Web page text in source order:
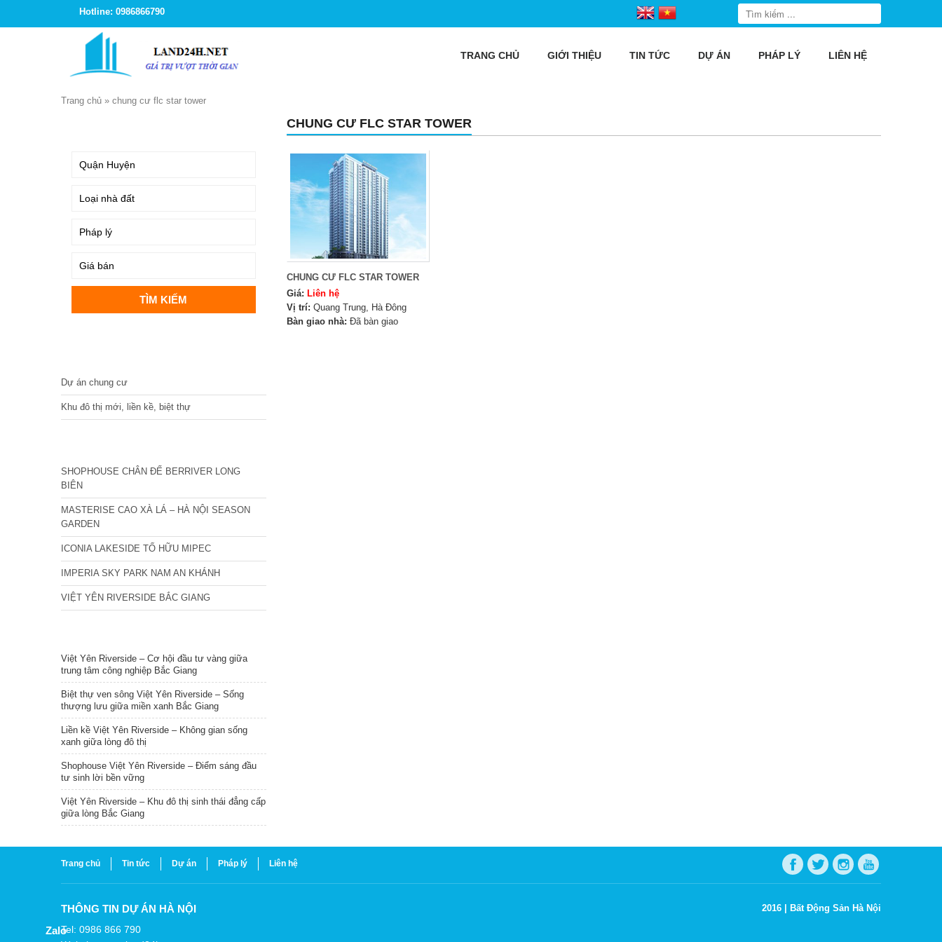
Hotline: 0986866790
TRANG CHỦ GIỚI THIỆU TIN TỨC DỰ ÁN PHÁP LÝ LIÊN HỆ
Trang chủ » chung cư flc star tower
CHUNG CƯ FLC STAR TOWER
CHUNG CƯ FLC STAR TOWER
Giá: Liên hệ
Vị trí: Quang Trung, Hà Đông
Bàn giao nhà: Đã bàn giao
Dự án chung cư
Khu đô thị mới, liền kề, biệt thự
SHOPHOUSE CHÂN ĐẾ BERRIVER LONG
BIÊN
MASTERISE CAO XÀ LÁ – HÀ NỘI SEASON
GARDEN
ICONIA LAKESIDE TỐ HỮU MIPEC
IMPERIA SKY PARK NAM AN KHÁNH
VIỆT YÊN RIVERSIDE BẮC GIANG
Việt Yên Riverside – Cơ hội đầu tư vàng giữa
trung tâm công nghiệp Bắc Giang
Biệt thự ven sông Việt Yên Riverside – Sống
thượng lưu giữa miền xanh Bắc Giang
Liền kề Việt Yên Riverside – Không gian sống
xanh giữa lòng đô thị
Shophouse Việt Yên Riverside – Điểm sáng đầu
tư sinh lời bền vững
Việt Yên Riverside – Khu đô thị sinh thái đẳng cấp
giữa lòng Bắc Giang
Trang chủ Tin tức Dự án Pháp lý Liên hệ
THÔNG TIN DỰ ÁN HÀ NỘI
Tel: 0986 866 790
2016 | Bất Động Sản Hà Nội
Zalo